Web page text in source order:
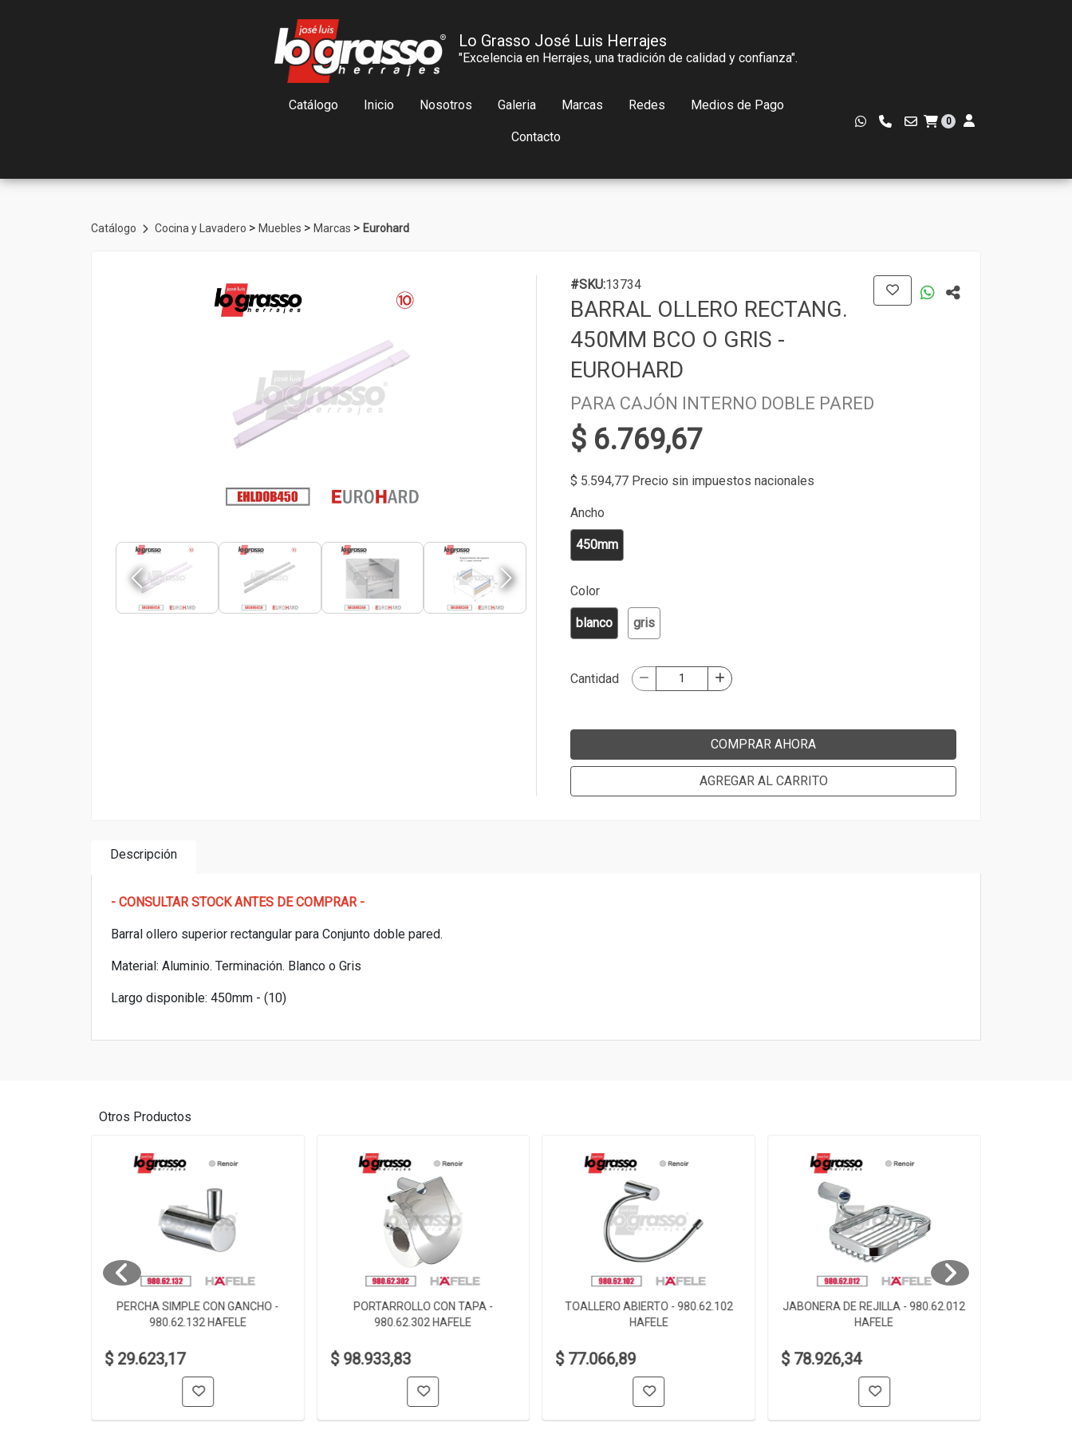
Lo Grasso José Luis Herrajes
"Excelencia en Herrajes, una tradición de calidad y confianza".
Catálogo Inicio Nosotros Galeria Marcas Redes Medios de Pago
Contacto
0
Catálogo Cocina y Lavadero > Muebles > Marcas > Eurohard
#SKU:13734
BARRAL OLLERO RECTANG.
450MM BCO O GRIS -
EUROHARD
PARA CAJÓN INTERNO DOBLE PARED
$ 6.769,67
$ 5.594,77 Precio sin impuestos nacionales
Ancho
450mm
Color
blanco gris
Cantidad
COMPRAR AHORA
AGREGAR AL CARRITO
Descripción
- CONSULTAR STOCK ANTES DE COMPRAR -
Barral ollero superior rectangular para Conjunto doble pared.
Material: Aluminio. Terminación. Blanco o Gris
Largo disponible: 450mm - (10)
Otros Productos
PERCHA SIMPLE CON GANCHO -
980.62.132 HAFELE
$ 29.623,17
PORTARROLLO CON TAPA -
980.62.302 HAFELE
$ 98.933,83
TOALLERO ABIERTO - 980.62.102
HAFELE
$ 77.066,89
JABONERA DE REJILLA - 980.62.012
HAFELE
$ 78.926,34